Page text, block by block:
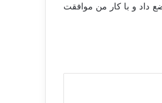
داد و با کار من موافقت